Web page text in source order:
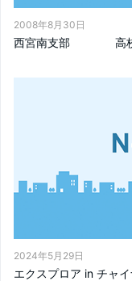
2008年8月30日
西宮南支部 高
2024年5月29日
エクスプロア in チャ